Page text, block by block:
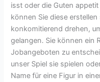
isst oder die Guten
können Sie diese
konkomitierend drehen,
gelangen. Sie können ein
Jobangeboten zu
unser Spiel sie spielen
Name für eine Figur in